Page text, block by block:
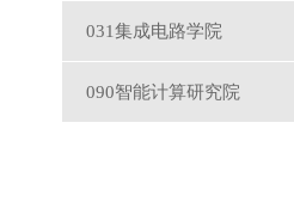
031集成电路学院
090智能计算研究院